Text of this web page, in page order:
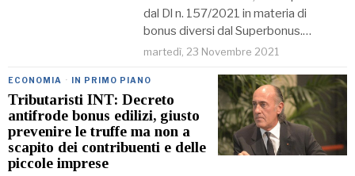
dal Dl n. 157/2021 in materia di
bonus diversi dal Superbonus.…
martedì, 23 Novembre 2021
ECONOMIA · IN PRIMO PIANO
Tributaristi INT: Decreto
antifrode bonus edilizi, giusto
prevenire le truffe ma non a
scapito dei contribuenti e delle
piccole imprese